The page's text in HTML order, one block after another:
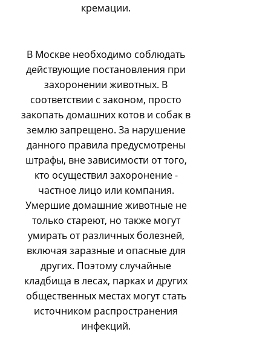
кремации.
В Москве необходимо соблюдать
действующие постановления при
захоронении животных. В
соответствии с законом, просто
закопать домашних котов и собак в
землю запрещено. За нарушение
данного правила предусмотрены
штрафы, вне зависимости от того,
кто осуществил захоронение -
частное лицо или компания.
Умершие домашние животные не
только стареют, но также могут
умирать от различных болезней,
включая заразные и опасные для
других. Поэтому случайные
кладбища в лесах, парках и других
общественных местах могут стать
источником распространения
инфекций.